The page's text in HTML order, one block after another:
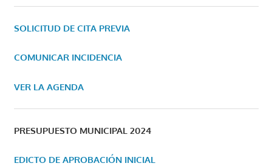
SOLICITUD DE CITA PREVIA
COMUNICAR INCIDENCIA
VER LA AGENDA
PRESUPUESTO MUNICIPAL 2024
EDICTO DE APROBACIÓN INICIAL